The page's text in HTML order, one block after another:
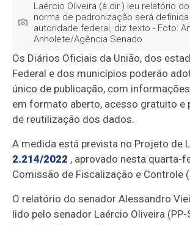
Laércio Oliveira (à dir.) leu relatório
norma de padronização será
autoridade federal, diz texto - Foto:
Anholete/Agência Senado
Os Diários Oficiais da União, dos
Federal e dos municípios poderão
único de publicação, com
em formato aberto, acesso gratuito e
de reutilização dos dados.
A medida está prevista no Projeto de
2.214/2022 , aprovado nesta quarta-
Comissão de Fiscalização e Controle
O relatório do senador Alessandro
lido pelo senador Laércio Oliveira (PP-